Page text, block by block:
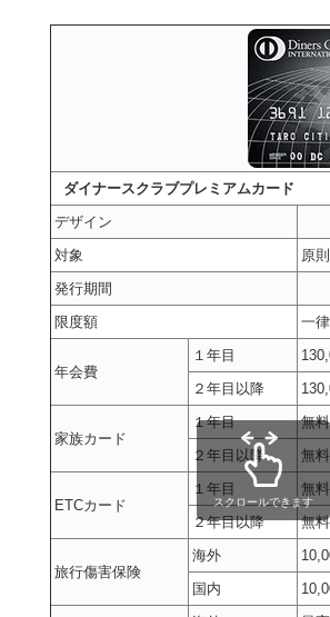
ダイナースクラブプレミアムカード
デザイン
対象
原
発行期間
限度額
一
年会費
１年目
２年目以降
家族カード
１年目
無料
２年目以降
無料
ETCカード
１年目
無料
２年目以降
無料
旅行傷害保険
海外
国内
スクロールできます